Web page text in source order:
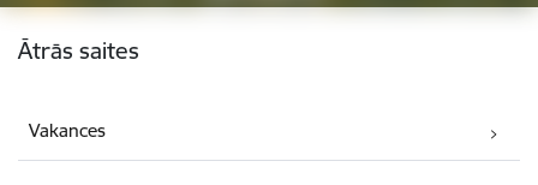
Kājene
Ātrās saites
Vakances